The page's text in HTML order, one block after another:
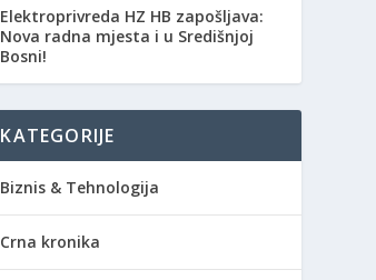
Elektroprivreda HZ HB zapošljava:
Nova radna mjesta i u Središnjoj
Bosni!
KATEGORIJE
Biznis & Tehnologija
Crna kronika